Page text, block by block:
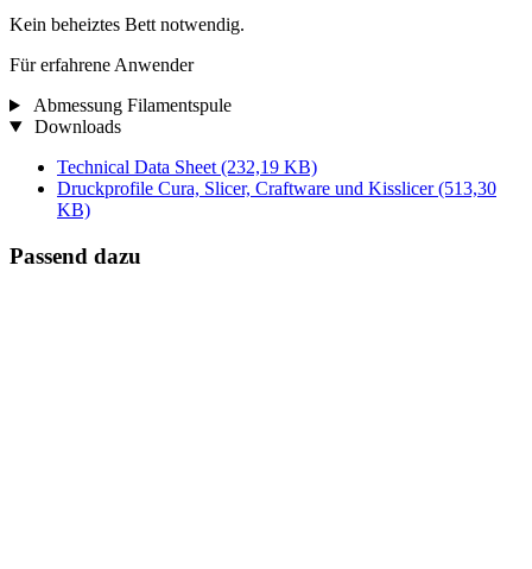
Kein beheiztes Bett notwendig.
Für erfahrene Anwender
Abmessung Filamentspule
Downloads
Technical Data Sheet (232,19 KB)
Druckprofile Cura, Slicer, Craftware und Kisslicer(513,30
KB)
Passend dazu